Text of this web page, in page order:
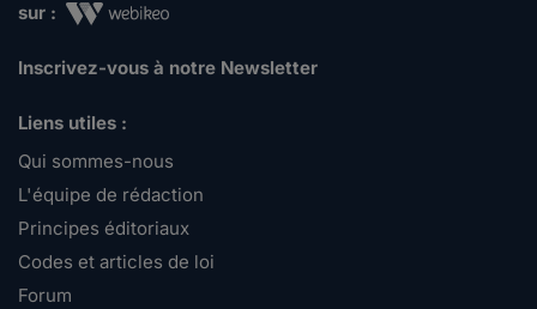
sur :
Inscrivez-vous à notre Newsletter
Liens utiles :
Qui sommes-nous
L'équipe de rédaction
Principes éditoriaux
Codes et articles de loi
Forum